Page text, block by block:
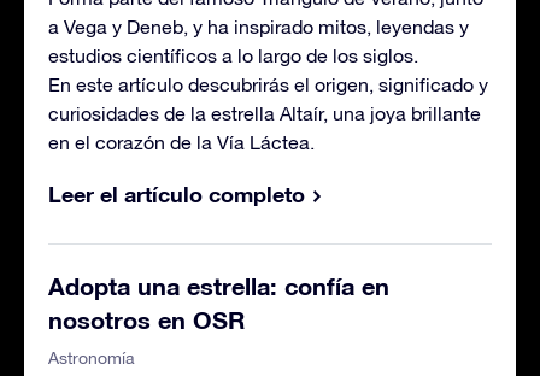
a Vega y Deneb, y ha inspirado mitos, leyendas y
estudios científicos a lo largo de los siglos.
En este artículo descubrirás el origen, significado y
curiosidades de la estrella Altaír, una joya brillante
en el corazón de la Vía Láctea.
Leer el artículo completo
Adopta una estrella: confía en
nosotros en OSR
Astronomía